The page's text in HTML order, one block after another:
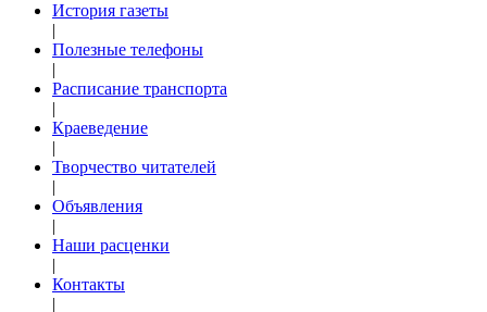
История газеты
|
Полезные телефоны
|
Расписание транспорта
|
Краеведение
|
Творчество читателей
|
Объявления
|
Наши расценки
|
Контакты
|